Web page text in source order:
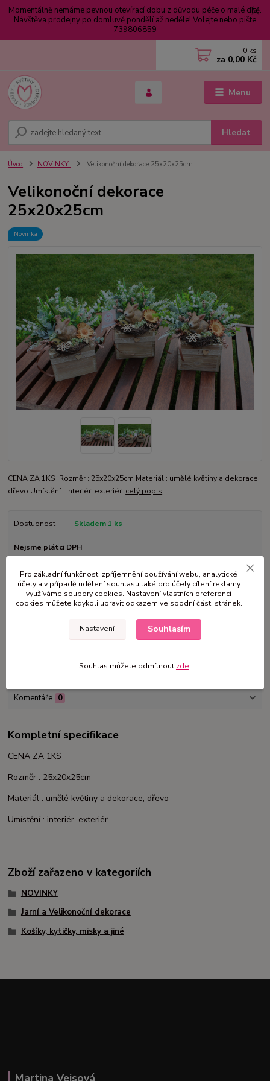
Momentálně nemáme pevnou otevírací dobu z důvodu péče o malé dítě.
Návštěva prodejny po domluvě pondělí až neděle! Volejte nebo pište
739806859
Menu
Hledat
0 ks
za 0,00 Kč
Úvod NOVINKY Velikonoční dekorace 25x20x25cm
Velikonoční dekorace
25x20x25cm
Novinka
CENA ZA 1KS Rozměr : 25x20x25cm Materiál : umělé květiny a dekorace,
dřevo Umístění : interiér, exteriér celý popis
Dostupnost Skladem 1 ks
Nejsme plátci DPH
600 Kč/ks
Přidat do košíku
Kompletní specifikace
Komentáře 0
Kompletní specifikace
CENA ZA 1KS
Rozměr : 25x20x25cm
Materiál : umělé květiny a dekorace, dřevo
Umístění : interiér, exteriér
Zboží zařazeno v kategoriích
NOVINKY
Jarní a Velikonoční dekorace
Košíky, kytičky, misky a jiné
Martina Veisová
Pro základní funkčnost, zpříjemnění používání webu, analytické
účely a v případě udělení souhlasu také pro účely cílení reklamy
využíváme soubory cookies. Nastavení vlastních preferencí
cookies můžete kdykoli upravit odkazem ve spodní části stránek.
Nastavení Souhlasím
Souhlas můžete odmítnout zde.